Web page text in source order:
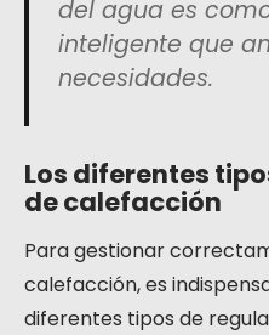
del agua es
inteligente que
necesidades.
Los diferentes
de calefacción
Para gestionar
calefacción, es
diferentes tipos de